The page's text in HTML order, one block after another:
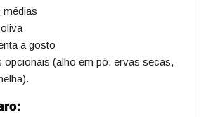
médias
a gosto
opcionais (alho em pó, ervas secas,